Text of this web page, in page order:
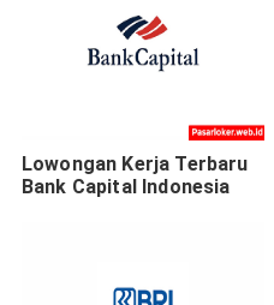
Lowongan Kerja Terbaru
Bank Capital Indonesia